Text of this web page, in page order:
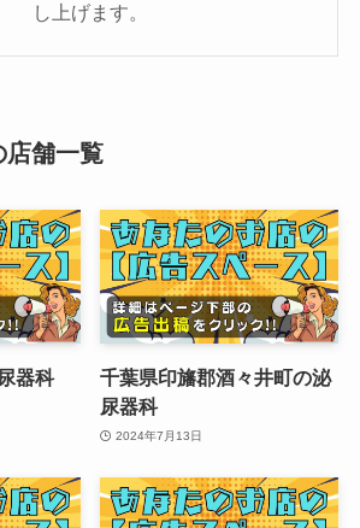
し上げます。
店舗一覧
器科
千葉県印旛郡酒々井町の泌
尿器科
2024年7月13日